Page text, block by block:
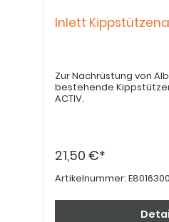
Inlett
Zur Nachrüstung von
bestehende
ACTIV.
21,50 €*
Artikelnummer: